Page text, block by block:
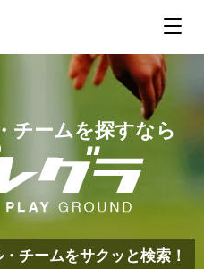
チームを探すなら
チームをサクッと検索！